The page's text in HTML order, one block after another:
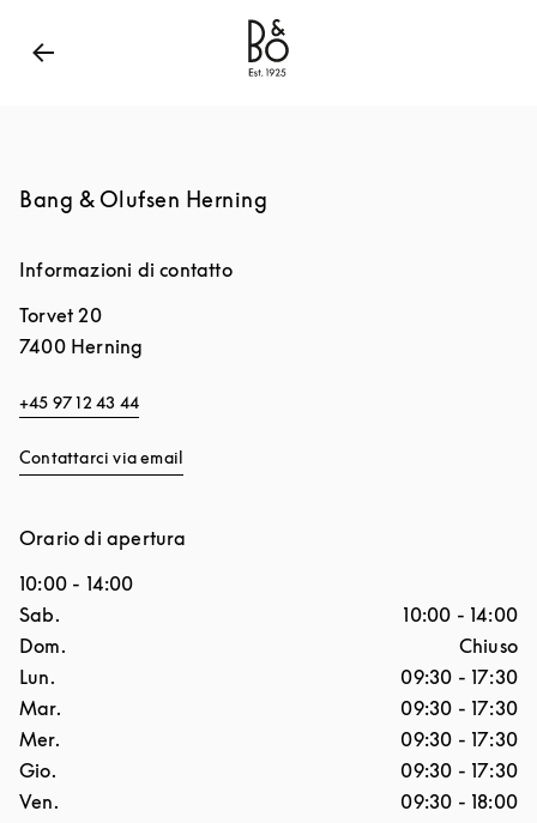
Bang & Olufsen - Exist to Create
Bang & Olufsen Herning
Informazioni di contatto
Torvet 20
7400 Herning
+45 97 12 43 44
Contattarci via email
Orario di apertura
10:00 - 14:00
Giorno della settimana
Sab. 10:00 - 14:00
Dom.
Chiuso
Lun.
09:30 - 17:30
Mar.
09:30 - 17:30
Mer.
09:30 - 17:30
Gio.
09:30 - 17:30
Ven.
09:30 - 18:00